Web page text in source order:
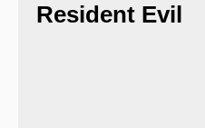
Resident Evil